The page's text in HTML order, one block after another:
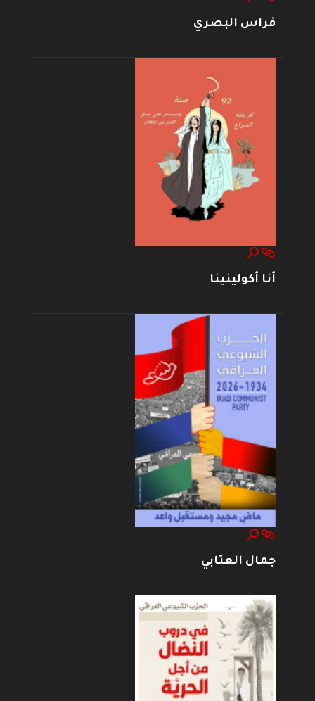
فراس البصري
أنا أكولينينا
جمال العتابي